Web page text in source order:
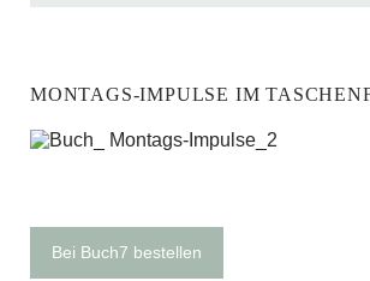
MONTAGS-IMPULSE IM
Bei Buch7 bestellen